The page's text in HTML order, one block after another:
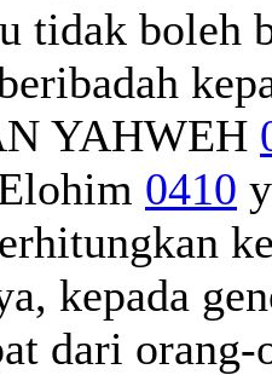
tidak boleh
YAHWEH
0410
kepada
dari